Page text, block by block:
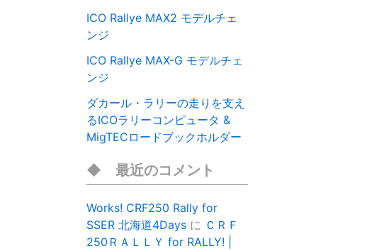
ICO Rallye MAX2 モデルチェ
ンジ
ICO Rallye MAX-G モデルチェ
ンジ
ダカール・ラリーの走りを支え
るICOラリーコンピュータ &
MigTECロードブックホルダー
最近のコメント
Works! CRF250 Rally for
SSER 北海道4Days に ＣＲＦ
250ＲＡＬＬＹ for RALLY! |